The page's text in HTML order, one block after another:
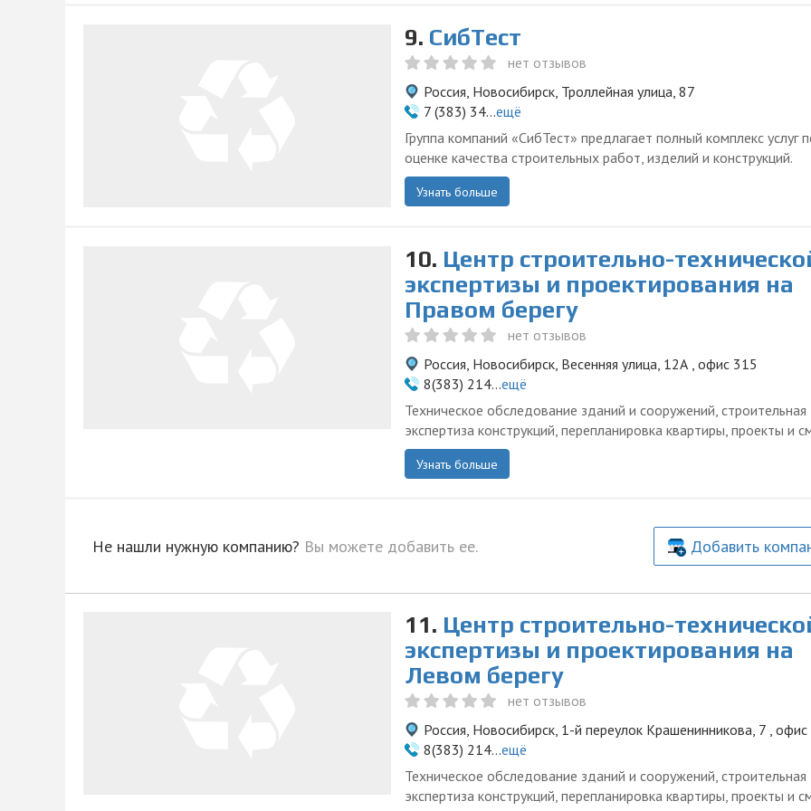
9. СибТест
нет отзывов
Россия, Новосибирск, Троллейная улица, 87
7 (383) 34...ещё
Группа компаний «СибТест» предлагает полный комплекс услуг
оценке качества строительных работ, изделий и конструкций.
Узнать больше
10. Центр строительно-
экспертизы и проектирования на
Правом берегу
нет отзывов
Россия, Новосибирск, Весенняя улица, 12А , офис 315
8(383) 214...ещё
Техническое обследование зданий и сооружений, строительная
экспертиза конструкций, перепланировка квартиры, проекты и
Узнать больше
Не нашли нужную компанию? Вы можете добавить ее. Добавить
11. Центр строительно-
экспертизы и проектирования на
Левом берегу
нет отзывов
Россия, Новосибирск, 1-й переулок Крашенинникова, 7 ,
8(383) 214...ещё
Техническое обследование зданий и сооружений, строительная
экспертиза конструкций, перепланировка квартиры, проекты и